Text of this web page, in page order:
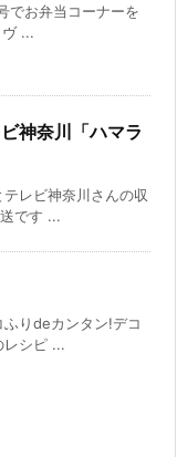
でお弁当コーナーを
...
神奈川「ハマラ
レビ神奈川さんの収
です ...
りdeカンタン!デコ
レシピ ...